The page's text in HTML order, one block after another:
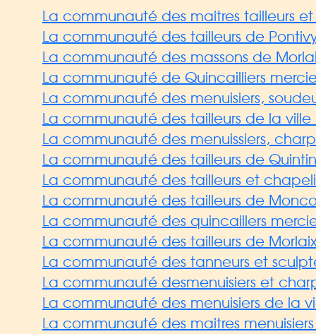
La communauté des maitres tailleurs
La communauté des tailleurs de
La communauté des massons de
La communauté de Quincailliers
La communauté des menuisiers,
La communauté des tailleurs de la ville
La communauté des menuissiers,
La communauté des tailleurs de Quintin
La communauté des tailleurs et
La communauté des tailleurs de
La communauté des quincaillers
La communauté des tailleurs de
La communauté des tanneurs et
La communauté desmenuisiers et
La communauté des menuisiers de la
La communauté des maitres